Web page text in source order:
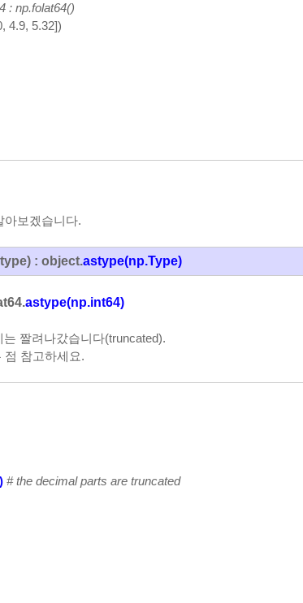
: np.folat64()
4.9, 5.32])
아보겠습니다.
: object.astype(np.Type)
astype(np.int64)
짤려나갔습니다(truncated).
점 참고하세요.
# the decimal parts are truncated